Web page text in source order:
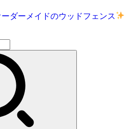
ダーメイドのウッドフェンス